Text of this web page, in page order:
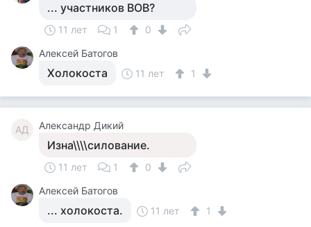
... участников ВОВ?
11 лет 1
0
Алексей Батогов
Холокоста 11 лет 1
АД Александр Дикий
Изна\\\\силование.
11 лет 1
0
Алексей Батогов
... холокоста. 11 лет 1